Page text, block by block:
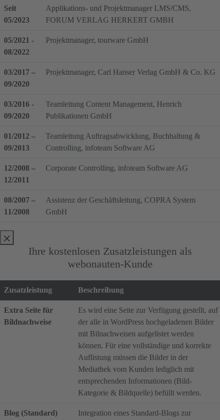
Seit
05/2023
Applikations- und Projektmanager LMS/CMS,
FORUM VERLAG HERKERT GMBH
05/2021 -
08/2022
Projektmanager, tourware GmbH
03/2017 –
09/2020
Projektmanager, Carl Hanser Verlag GmbH & Co. KG
03/2016 -
09/2020
Teamleitung Content Management, Henrich
Publikationen GmbH
01/2012 –
09/2013
Teamleitung Auftragsabwicklung, Buchhaltung &
Controlling, infoteam Software AG
12/2008 –
12/2011
Corporate Controlling, infoteam Software AG
08/2007 –
11/2008
Assistenz der Geschäftsleitung, COPRA System
GmbH
Ihre kostenlosen Zusatzleistungen als
webonauten-Kunde
Zusatzleistung Beschreibung
Extra Seite für
Bildnachweise
Es wird eine Seite zur Verfügung gestellt, auf
der alle in WordPress hochgeladenen Bilder
mit Bilnachweisen aufgelistet werden
können. Für eine vollständige und korrekte
Auflistung müssen die Bilder in der
Mediathek vom Kunden lediglich mit
entsprechenden Informationen (Bild-
Kategorie & Bildquelle) befüllt werden.
Blog (Standard)
Integration eines Standard-Blogs zur